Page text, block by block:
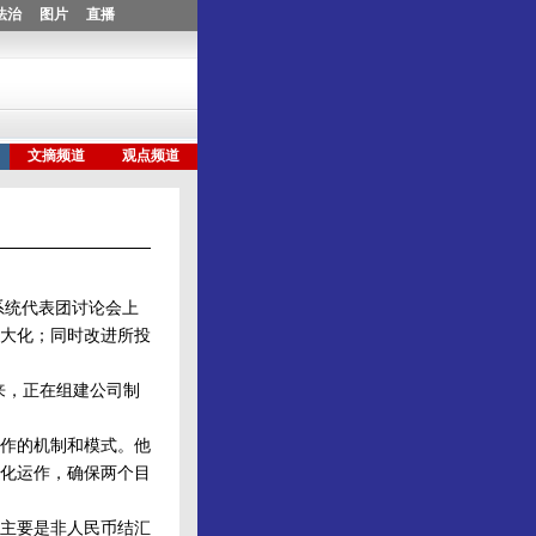
代表团讨论会上
化；同时改进所投
正在组建公司制
的机制和模式。他
运作，确保两个目
要是非人民币结汇